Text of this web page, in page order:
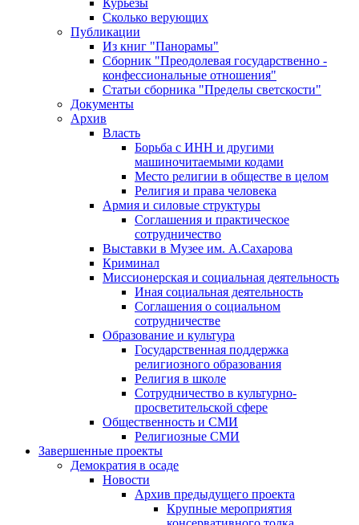
Курьезы
Сколько верующих
Публикации
Из книг "Панорамы"
Сборник "Преодолевая государственно -
конфессиональные отношения"
Статьи сборника "Пределы светскости"
Документы
Архив
Власть
Борьба с ИНН и другими
машиночитаемыми кодами
Место религии в обществе в целом
Религия и права человека
Армия и силовые структуры
Соглашения и практическое
сотрудничество
Выставки в Музее им. А.Сахарова
Криминал
Миссионерская и социальная деятельность
Иная социальная деятельность
Соглашения о социальном
сотрудничестве
Образование и культура
Государственная поддержка
религиозного образования
Религия в школе
Сотрудничество в культурно-
просветительской сфере
Общественность и СМИ
Религиозные СМИ
Завершенные проекты
Демократия в осаде
Новости
Архив предыдущего проекта
Крупные мероприятия